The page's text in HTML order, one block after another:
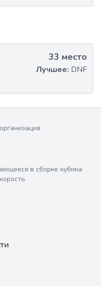
33 место
Лучшее: DNF
в сборке кубика